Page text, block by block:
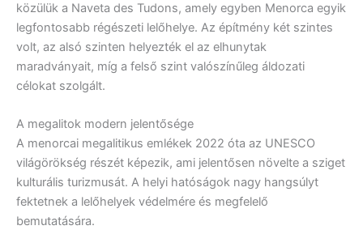
közülük a Naveta des Tudons, amely egyben Menorca egyik
legfontosabb régészeti lelőhelye. Az építmény két szintes
volt, az alsó szinten helyezték el az elhunytak
maradványait, míg a felső szint valószínűleg áldozati
célokat szolgált.
A megalitok modern jelentősége
A menorcai megalitikus emlékek 2022 óta az UNESCO
világörökség részét képezik, ami jelentősen növelte a sziget
kulturális turizmusát. A helyi hatóságok nagy hangsúlyt
fektetnek a lelőhelyek védelmére és megfelelő
bemutatására.